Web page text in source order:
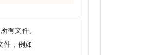
有文件。
件，例如